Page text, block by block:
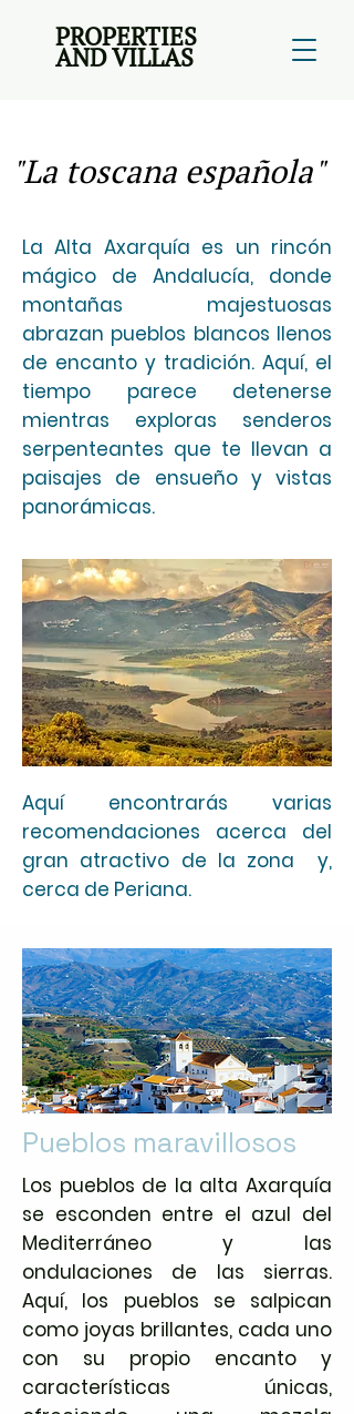
PROPERTIES
AND VILLAS
"La toscana española"
La Alta Axarquía es un rincón
mágico de Andalucía, donde
montañas majestuosas
abrazan pueblos blancos llenos
de encanto y tradición. Aquí, el
tiempo parece detenerse
mientras exploras senderos
serpenteantes que te llevan a
paisajes de ensueño y vistas
panorámicas.​
Aquí encontrarás varias
recomendaciones acerca del
gran atractivo de la zona y,
cerca de Periana.
Pueblos maravillosos
Los pueblos de la alta Axarquía
se esconden entre el azul del
Mediterráneo y las
ondulaciones de las sierras.
Aquí, los pueblos se salpican
como joyas brillantes, cada uno
con su propio encanto y
características únicas,